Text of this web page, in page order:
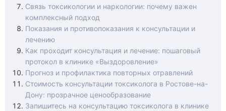
Связь токсикологии и наркологии: почему важен
комплексный подход
Показания и противопоказания к консультации и
лечению
Как проходит консультация и лечение: пошаговый
протокол в клинике «Выздоровление»
Прогноз и профилактика повторных отравлений
Стоимость консультации токсиколога в Ростове-на-
Дону: прозрачное ценообразование
Запишитесь на консультацию токсиколога в клинике